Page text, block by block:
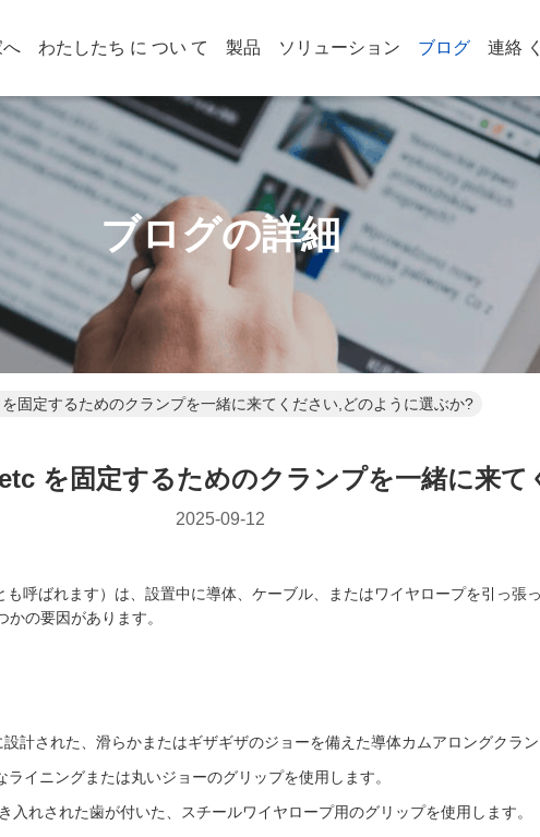
へ わたしたち に つい て 製品 ソリューション ブログ 連絡
ブログの詳細
固定するためのクランプを一緒に来てください,どのように選ぶか?
を固定するためのクランプを一緒に来
2025-09-12
呼ばれます）は、設置中に導体、ケーブル、またはワイヤロープを引っ張
の要因があります。
計された、滑らかまたはギザギザのジョーを備えた導体カムアロングクラン
イニングまたは丸いジョーのグリップを使用します。
れされた歯が付いた、スチールワイヤロープ用のグリップを使用します。